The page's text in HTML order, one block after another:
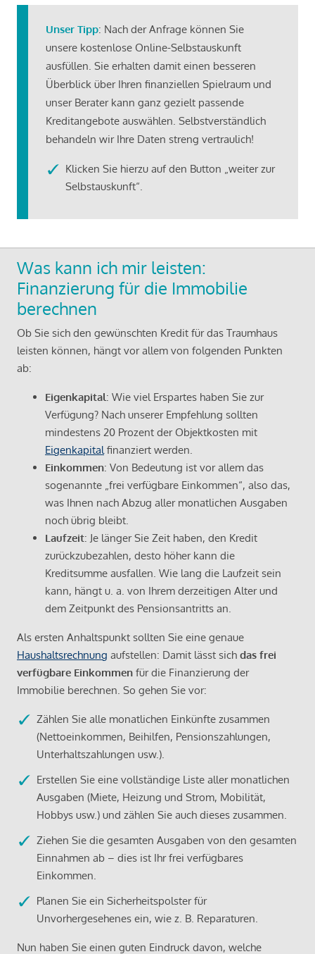
Unser Tipp: Nach der Anfrage können Sie
unsere kostenlose Online-Selbstauskunft
ausfüllen. Sie erhalten damit einen besseren
Überblick über Ihren finanziellen Spielraum und
unser Berater kann ganz gezielt passende
Kreditangebote auswählen. Selbstverständlich
behandeln wir Ihre Daten streng vertraulich!
Klicken Sie hierzu auf den Button „weiter zur
Selbstauskunft“.
Was kann ich mir leisten:
Finanzierung für die Immobilie
berechnen
Ob Sie sich den gewünschten Kredit für das Traumhaus
leisten können, hängt vor allem von folgenden Punkten
ab:
Eigenkapital: Wie viel Erspartes haben Sie zur
Verfügung? Nach unserer Empfehlung sollten
mindestens 20 Prozent der Objektkosten mit
Eigenkapital finanziert werden.
Einkommen: Von Bedeutung ist vor allem das
sogenannte „frei verfügbare Einkommen“, also das,
was Ihnen nach Abzug aller monatlichen Ausgaben
noch übrig bleibt.
Laufzeit: Je länger Sie Zeit haben, den Kredit
zurückzubezahlen, desto höher kann die
Kreditsumme ausfallen. Wie lang die Laufzeit sein
kann, hängt u. a. von Ihrem derzeitigen Alter und
dem Zeitpunkt des Pensionsantritts an.
Als ersten Anhaltspunkt sollten Sie eine genaue
Haushaltsrechnung aufstellen: Damit lässt sich das frei
verfügbare Einkommen für die Finanzierung der
Immobilie berechnen. So gehen Sie vor:
Zählen Sie alle monatlichen Einkünfte zusammen
(Nettoeinkommen, Beihilfen, Pensionszahlungen,
Unterhaltszahlungen usw.).
Erstellen Sie eine vollständige Liste aller monatlichen
Ausgaben (Miete, Heizung und Strom, Mobilität,
Hobbys usw.) und zählen Sie auch dieses zusammen.
Ziehen Sie die gesamten Ausgaben von den gesamten
Einnahmen ab – dies ist Ihr frei verfügbares
Einkommen.
Planen Sie ein Sicherheitspolster für
Unvorhergesehenes ein, wie z. B. Reparaturen.
Nun haben Sie einen guten Eindruck davon, welche